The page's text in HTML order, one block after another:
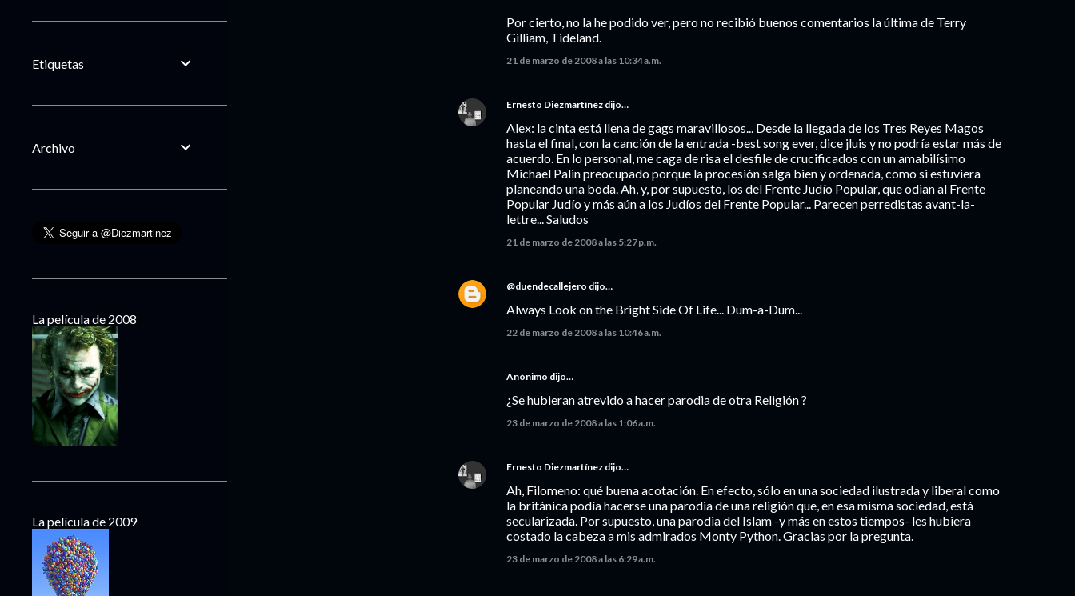
Por cierto, no la he podido ver, pero no recibió buenos comentarios la última de Terry
Gilliam, Tideland.
21 de marzo de 2008 a las 10:34 a.m.
Ernesto Diezmartínez dijo…
Alex: la cinta está llena de gags maravillosos... Desde la llegada de los Tres Reyes Magos
hasta el final, con la canción de la entrada -best song ever, dice jluis y no podría estar más de
acuerdo. En lo personal, me caga de risa el desfile de crucificados con un amabilísimo
Michael Palin preocupado porque la procesión salga bien y ordenada, como si estuviera
planeando una boda. Ah, y, por supuesto, los del Frente Judío Popular, que odian al Frente
Popular Judío y más aún a los Judíos del Frente Popular... Parecen perredistas avant-la-
lettre... Saludos
21 de marzo de 2008 a las 5:27 p.m.
@duendecallejero dijo…
Always Look on the Bright Side Of Life... Dum-a-Dum...
22 de marzo de 2008 a las 10:46 a.m.
Anónimo dijo…
¿Se hubieran atrevido a hacer parodia de otra Religión ?
23 de marzo de 2008 a las 1:06 a.m.
Ernesto Diezmartínez dijo…
Ah, Filomeno: qué buena acotación. En efecto, sólo en una sociedad ilustrada y liberal como
la británica podía hacerse una parodia de una religión que, en esa misma sociedad, está
secularizada. Por supuesto, una parodia del Islam -y más en estos tiempos- les hubiera
costado la cabeza a mis admirados Monty Python. Gracias por la pregunta.
23 de marzo de 2008 a las 6:29 a.m.
Etiquetas
Archivo
La película de 2008
La película de 2009